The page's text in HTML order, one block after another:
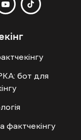
бот для
фактчекінгу